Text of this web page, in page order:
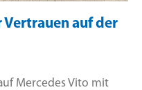
Vertrauen auf der
Mercedes Vito mit